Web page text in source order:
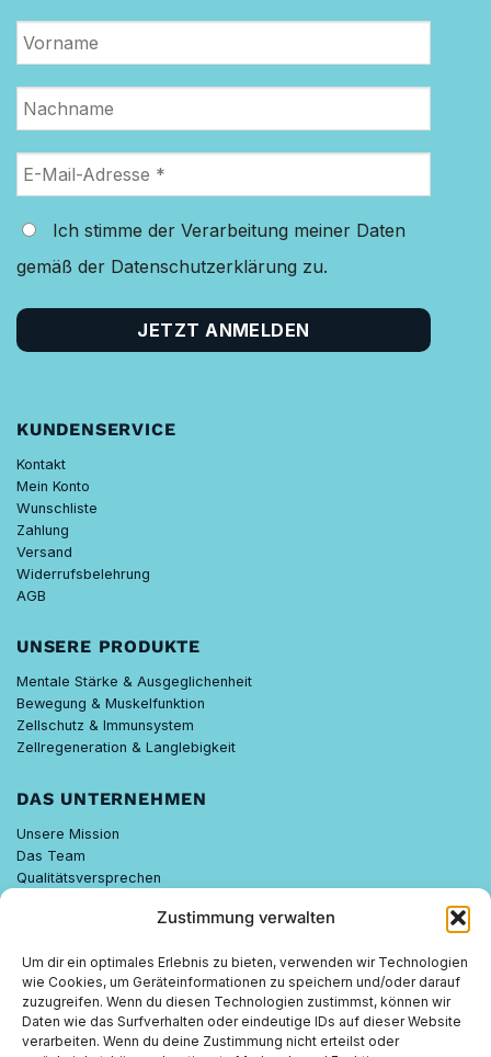
Zustimmung verwalten
Um dir ein optimales Erlebnis zu bieten, verwenden wir Technologien
wie Cookies, um Geräteinformationen zu speichern und/oder darauf
zuzugreifen. Wenn du diesen Technologien zustimmst, können wir
Daten wie das Surfverhalten oder eindeutige IDs auf dieser Website
verarbeiten. Wenn du deine Zustimmung nicht erteilst oder
Ich stimme der Verarbeitung meiner Daten
gemäß der Datenschutzerklärung zu.
KUNDENSERVICE
Kontakt
Mein Konto
Wunschliste
Zahlung
Versand
Widerrufsbelehrung
AGB
UNSERE PRODUKTE
Mentale Stärke & Ausgeglichenheit
Bewegung & Muskelfunktion
Zellschutz & Immunsystem
Zellregeneration & Langlebigkeit
DAS UNTERNEHMEN
Unsere Mission
Das Team
Qualitätsversprechen
FEELGOOD WISSEN
FEELGOOD PARTNER